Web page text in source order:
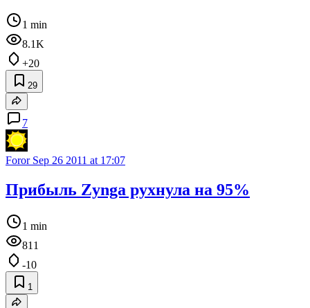
1 min
8.1K
+20
29
7
FororSep 26 2011 at 17:07
Прибыль Zynga рухнула на 95%
1 min
811
-10
1